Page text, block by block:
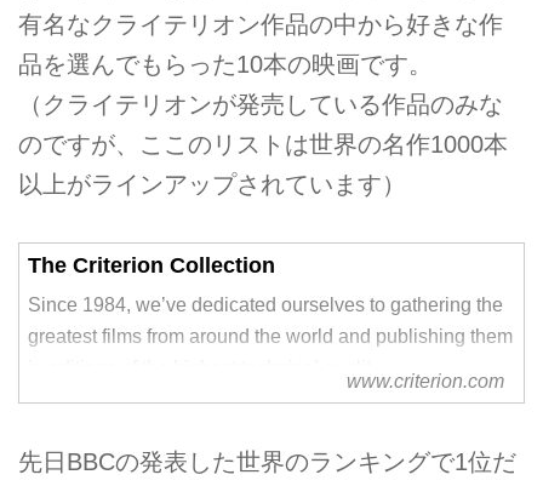
有名なクライテリオン作品の中から好きな作
品を選んでもらった10本の映画です。
（クライテリオンが発売している作品のみな
のですが、ここのリストは世界の名作1000本
以上がラインアップされています）
The Criterion Collection
Since 1984, we’ve dedicated ourselves to gathering the
greatest films from around the world and publishing them
www.criterion.com
先日BBCの発表した世界のランキングで1位だ